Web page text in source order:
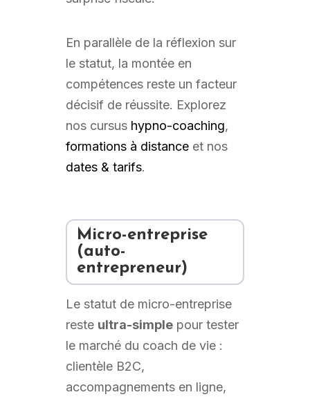
En parallèle de la réflexion sur
le statut, la montée en
compétences reste un facteur
décisif de réussite. Explorez
nos cursus hypno-coaching,
formations à distanceet nos
dates & tarifs.
Micro-entreprise
(auto-
entrepreneur)
Le statut de micro-entreprise
reste ultra-simplepour tester
le marché du coach de vie :
clientèle B2C,
accompagnements en ligne,